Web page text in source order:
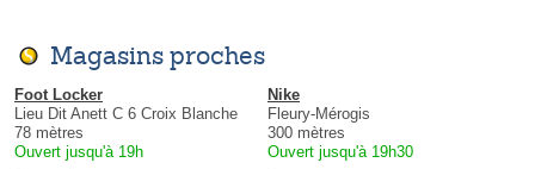
Magasins proches
Foot Locker
Lieu Dit Anett C 6 Croix Blanche
78 mètres
Ouvert jusqu'à 19h
Nike
Fleury-Mérogis
300 mètres
Ouvert jusqu'à 19h30